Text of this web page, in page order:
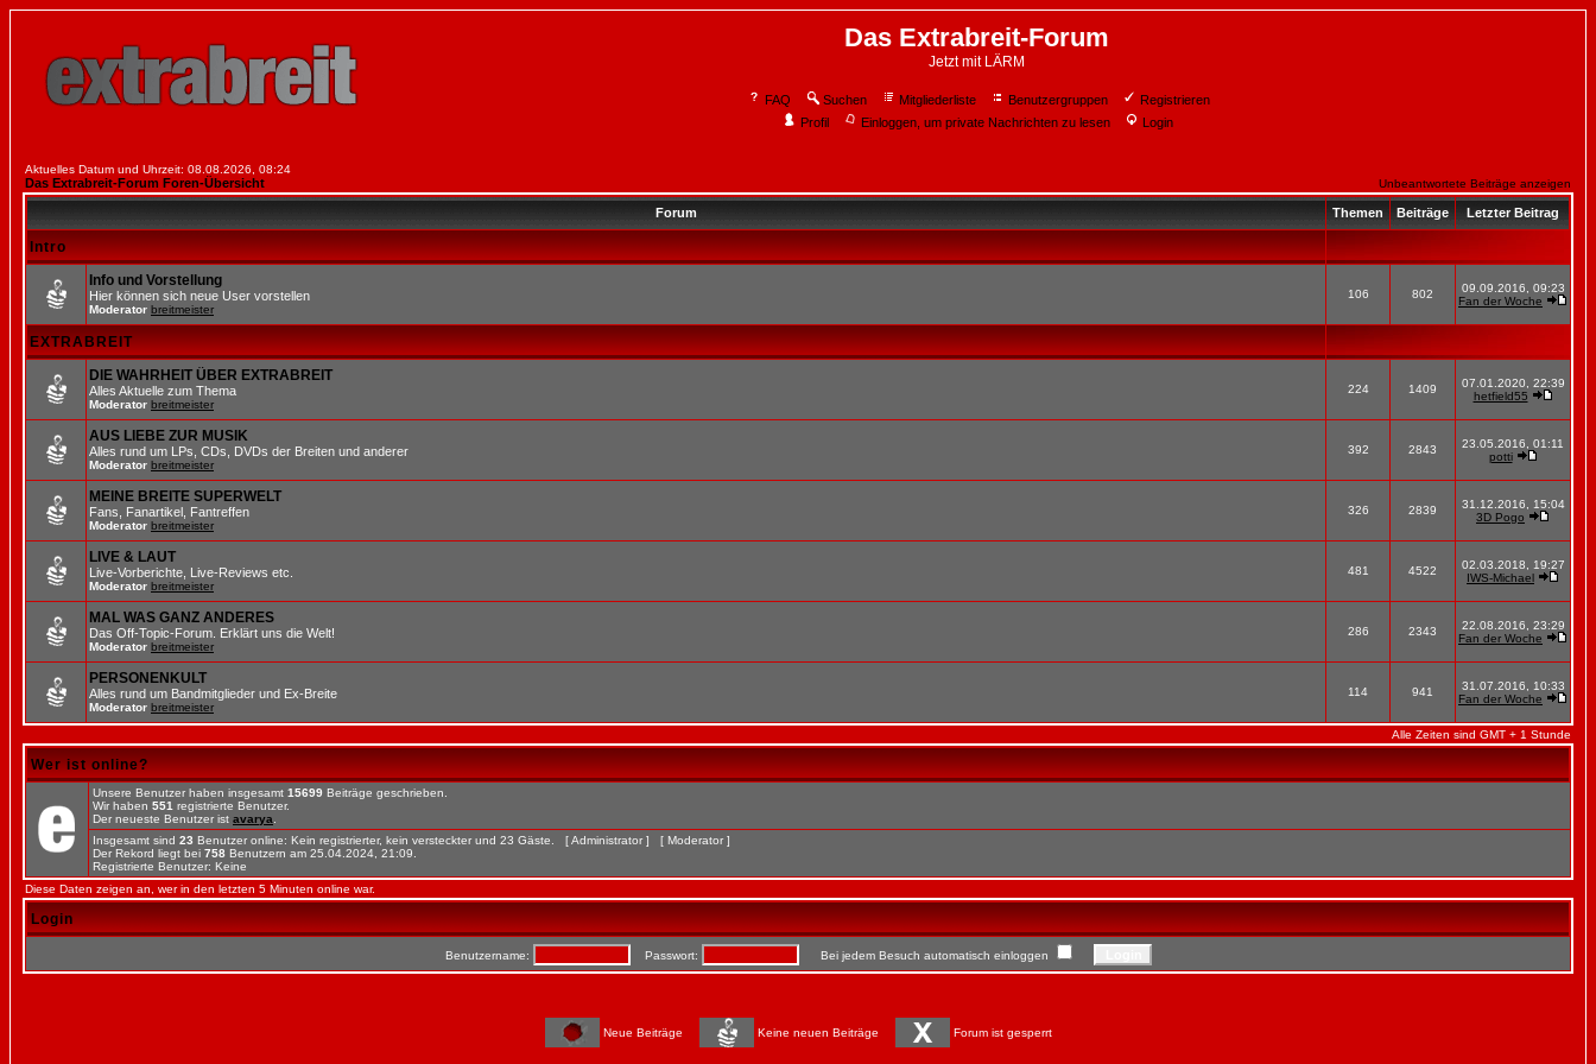
Das Extrabreit-Forum
Jetzt mit LÄRM
FAQ Suchen Mitgliederliste Benutzergruppen
Registrieren
Profil
Einloggen, um private Nachrichten zu lesen Login
Aktuelles Datum und Uhrzeit: 08.08.2026, 08:24
Das Extrabreit-Forum Foren-Übersicht Unbeantwortete Beiträge anzeigen
Forum Themen Beiträge Letzter Beitrag
Intro
Info und Vorstellung
Hier können sich neue User vorstellen
Moderator breitmeister
106 802
09.09.2016, 09:23
Fan der Woche
EXTRABREIT
DIE WAHRHEIT ÜBER EXTRABREIT
Alles Aktuelle zum Thema
Moderator breitmeister
224 1409
07.01.2020, 22:39
hetfield55
AUS LIEBE ZUR MUSIK
Alles rund um LPs, CDs, DVDs der Breiten und anderer
Moderator breitmeister
392 2843
23.05.2016, 01:11
potti
MEINE BREITE SUPERWELT
Fans, Fanartikel, Fantreffen
Moderator breitmeister
326 2839
31.12.2016, 15:04
3D Pogo
LIVE & LAUT
Live-Vorberichte, Live-Reviews etc.
Moderator breitmeister
481 4522
02.03.2018, 19:27
IWS-Michael
MAL WAS GANZ ANDERES
Das Off-Topic-Forum. Erklärt uns die Welt!
Moderator breitmeister
286 2343
22.08.2016, 23:29
Fan der Woche
PERSONENKULT
Alles rund um Bandmitglieder und Ex-Breite
Moderator breitmeister
114 941
31.07.2016, 10:33
Fan der Woche
Alle Zeiten sind GMT + 1 Stunde
Wer ist online?
Unsere Benutzer haben insgesamt 15699 Beiträge geschrieben.
Wir haben 551 registrierte Benutzer.
Der neueste Benutzer ist avarya
Insgesamt sind 23 Benutzer online: Kein registrierter, kein versteckter und 23 Gäste. [Administrator ] [ Moderator ]
Der Rekord liegt bei 758 Benutzern am 25.04.2024, 21:09.
Registrierte Benutzer: Keine
Diese Daten zeigen an, wer in den letzten 5 Minuten online war.
Login
Benutzername: Passwort: Bei jedem Besuch automatisch einloggen
Neue Beiträge Keine neuen Beiträge Forum ist gesperrt